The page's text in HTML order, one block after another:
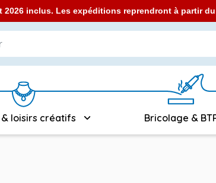
inclus. Les expéditions reprendront à partir
loisirs créatifs Bricolage &